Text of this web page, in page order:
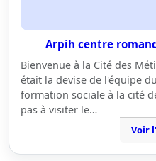
Arpih centre
Bienvenue à la Cité des
était la devise de l'équipe
formation sociale à la cité
pas à visiter le…
Voir